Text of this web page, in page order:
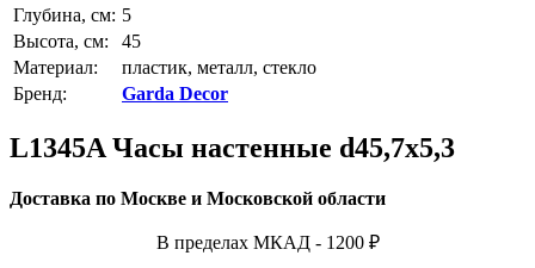
Глубина, см: 5
Высота, см:
45
Материал:
пластик, металл, стекло
Бренд:
Garda Decor
L1345A Часы настенные d45,7х5,3
Доставка по Москве и Московской области
В пределах МКАД - 1200 ₽